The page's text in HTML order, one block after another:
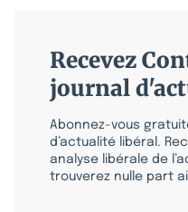
Recevez
journal
Abonnez-vous
d’actualité libéral.
analyse libérale de
trouverez nulle part